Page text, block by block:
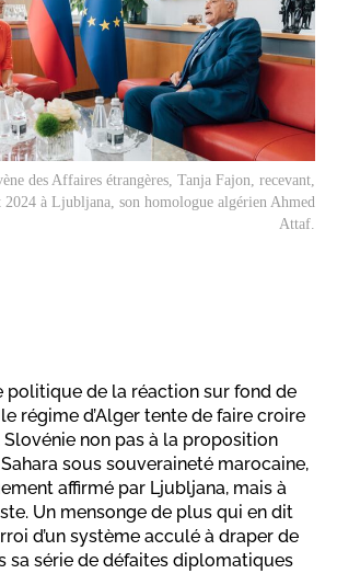
des Affaires étrangères, Tanja Fajon, recevant,
2024 à Ljubljana, son homologue algérien Ahmed
Attaf.
politique de la réaction sur fond de
régime d’Alger tente de faire croire
non pas à la proposition
sous souveraineté marocaine,
affirmé par Ljubljana, mais à
Un mensonge de plus qui en dit
d’un système acculé à draper de
sa série de défaites diplomatiques